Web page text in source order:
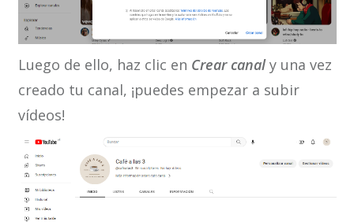
Luego de ello, haz clic en Crear canaly una vez
creado tu canal, ¡puedes empezar a subir
vídeos!